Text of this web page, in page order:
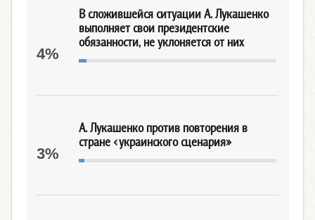
В сложившейся ситуации А. Лукашенко
выполняет свои президентские
обязанности, не уклоняется от них
4%
А. Лукашенко против повторения в
стране «украинского сценария»
3%